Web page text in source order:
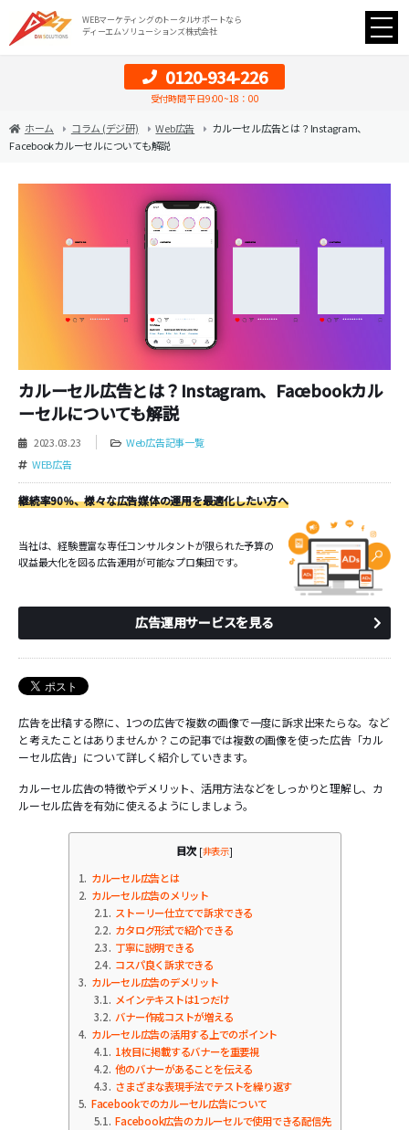
WEBマーケティングのトータルサポートなら
ディーエムソリューションズ株式会社
0120-934-226
受付時間 平日9:00~18：00
ホーム コラム (デジ研) Web広告
カルーセル広告とは？Instagram、
Facebookカルーセルについても解説
カルーセル広告とは？Instagram、Facebookカル
ーセルについても解説
2023.03.23
Web広告記事一覧
WEB広告
継続率90％、様々な広告媒体の運用を最適化したい方へ
当社は、経験豊富な専任コンサルタントが限られた予算の
収益最大化を図る広告運用が可能なプロ集団です。
広告運用サービスを見る
広告を出稿する際に、1つの広告で複数の画像で一度に訴求出来たらな。など
と考えたことはありませんか？この記事では複数の画像を使った広告「カル
ーセル広告」について詳しく紹介していきます。
カルーセル広告の特徴やデメリット、活用方法などをしっかりと理解し、カ
ルーセル広告を有効に使えるようにしましょう。
目次 [非表示]
1 カルーセル広告とは
2 カルーセル広告のメリット
2.1
ストーリー仕立てで訴求できる
2.2 カタログ形式で紹介できる
2.3
丁寧に説明できる
2.4 コスパ良く訴求できる
3
カルーセル広告のデメリット
3.1
メインテキストは1つだけ
3.2 バナー作成コストが増える
4 カルーセル広告の活用する上でのポイント
4.1 1枚目に掲載するバナーを重要視
4.2 他のバナーがあることを伝える
4.3
さまざまな表現手法でテストを繰り返す
5 Facebookでのカルーセル広告について
5.1 Facebook広告のカルーセルで使用できる配信先